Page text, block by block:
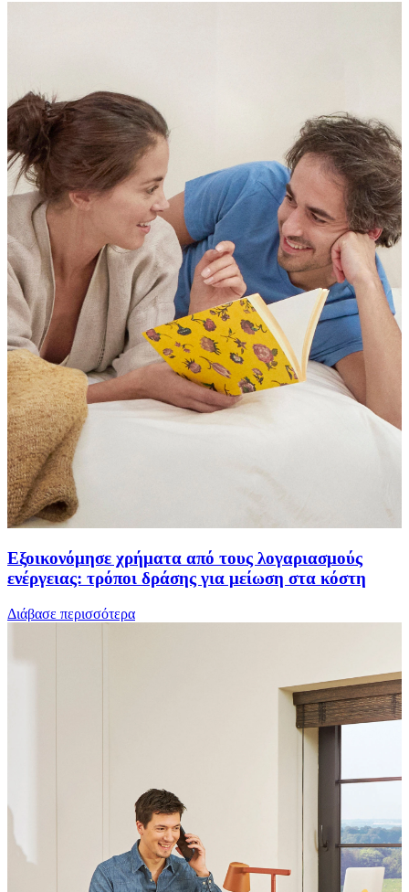
Εξοικονόμησε χρήματα από τους λογαριασμούς
ενέργειας: τρόποι δράσης για μείωση στα κόστη
Διάβασε περισσότερα